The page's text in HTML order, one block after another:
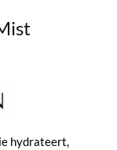
hydrateert,